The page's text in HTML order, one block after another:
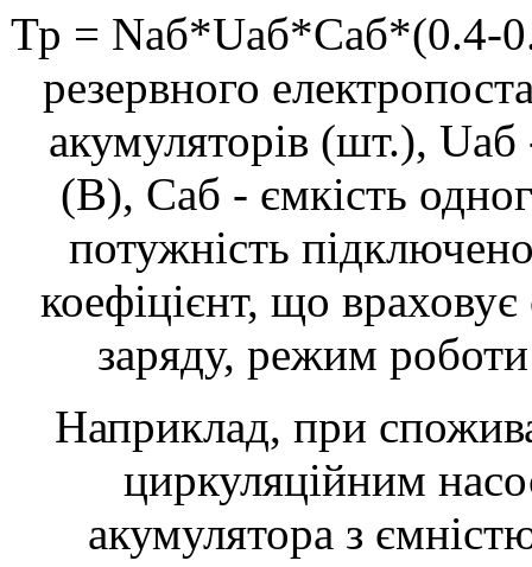
Тр = Nаб*Uаб*Саб*(0.4-
резервного
акумуляторів (шт.),
(В), Саб - ємкість
потужність
коефіцієнт, що
заряду, режим
Наприклад, при
циркуляційним
акумулятора з